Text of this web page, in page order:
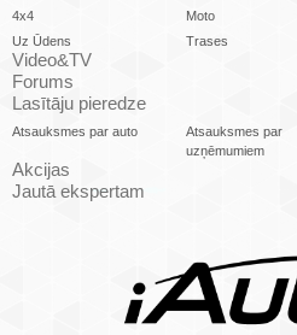
4x4
Moto
Uz Ūdens
Trases
Video&TV
Forums
Lasītāju pieredze
Atsauksmes par auto
Atsauksmes par
uzņēmumiem
Akcijas
Jautā ekspertam